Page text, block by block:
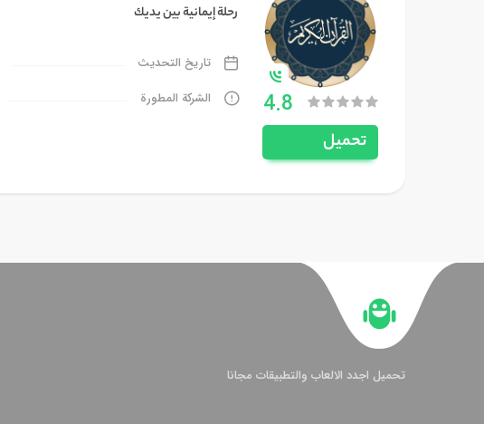
4.8
تحميل
رحلة إيمانية بين يديك
تاريخ التحديث
الشركة المطورة
تحميل اجدد الالعاب والتطبيقات مجانا